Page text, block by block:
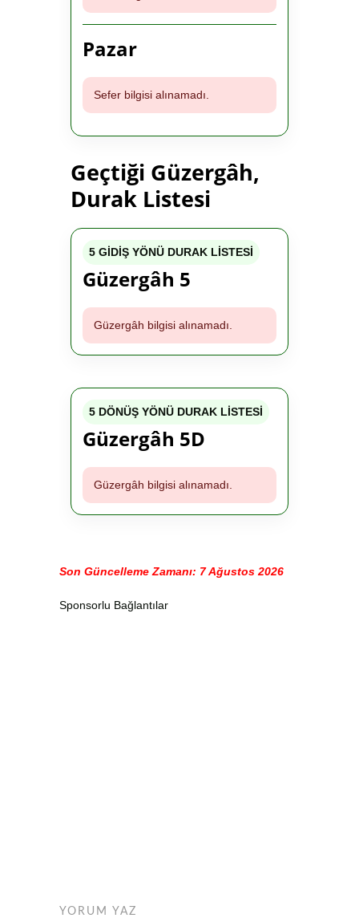
Pazar
Sefer bilgisi alınamadı.
Geçtiği Güzergâh,
Durak Listesi
5 GİDİŞ YÖNÜ DURAK LİSTESİ
Güzergâh 5
Güzergâh bilgisi alınamadı.
5 DÖNÜŞ YÖNÜ DURAK LİSTESİ
Güzergâh 5D
Güzergâh bilgisi alınamadı.
Son Güncelleme Zamanı: 7 Ağustos 2026
Sponsorlu Bağlantılar
YORUM YAZ